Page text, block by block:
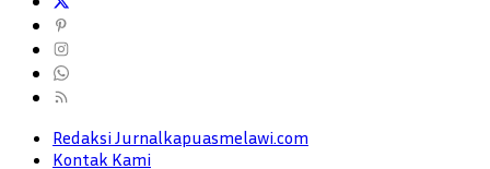
Redaksi Jurnalkapuasmelawi.com
Kontak Kami